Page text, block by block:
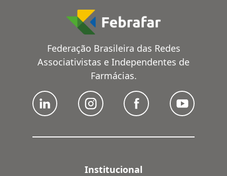
Federação Brasileira das Redes
Associativistas e Independentes de
Farmácias.
Institucional